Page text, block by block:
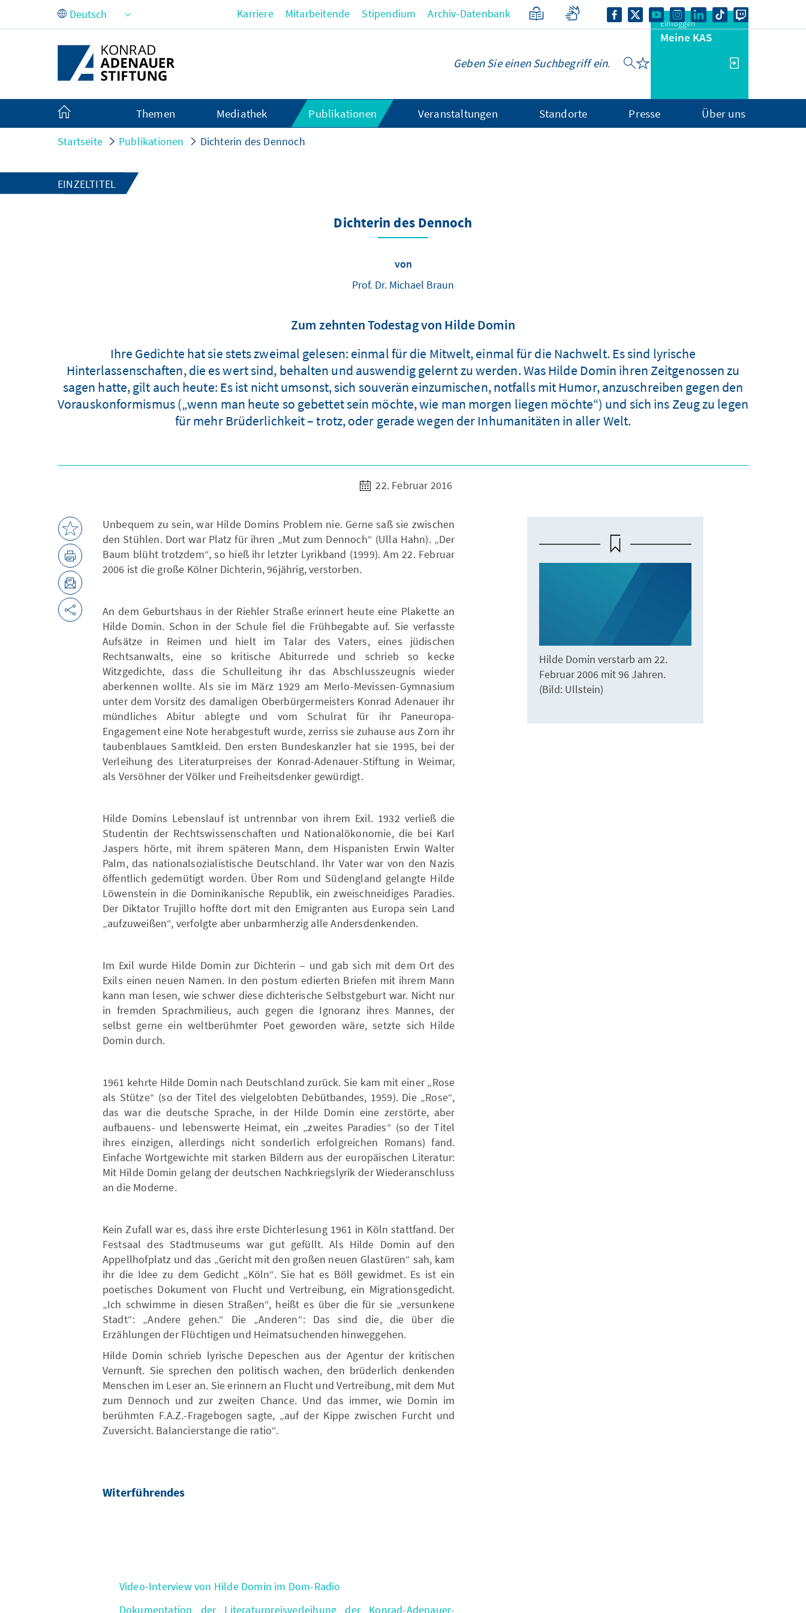
Zum Hauptinhalt springen Karriere Mitarbeitende Stipendium Archiv-Datenbank
Einloggen
Meine KAS
Themen Mediathek Publikationen Veranstaltungen Standorte Presse Über uns
Startseite Publikationen Dichterin des Dennoch
EINZELTITEL
Dichterin des Dennoch
von
Prof. Dr. Michael Braun
Zum zehnten Todestag von Hilde Domin
Ihre Gedichte hat sie stets zweimal gelesen: einmal für die Mitwelt, einmal für die Nachwelt. Es sind lyrische
Hinterlassenschaften, die es wert sind, behalten und auswendig gelernt zu werden. Was Hilde Domin ihren Zeitgenossen zu
sagen hatte, gilt auch heute: Es ist nicht umsonst, sich souverän einzumischen, notfalls mit Humor, anzuschreiben gegen den
Vorauskonformismus („wenn man heute so gebettet sein möchte, wie man morgen liegen möchte“) und sich ins Zeug zu legen
für mehr Brüderlichkeit – trotz, oder gerade wegen der Inhumanitäten in aller Welt.
22. Februar 2016
Unbequem zu sein, war Hilde Domins Problem nie. Gerne saß sie zwischen
den Stühlen. Dort war Platz für ihren „Mut zum Dennoch“ (Ulla Hahn). „Der
Baum blüht trotzdem“, so hieß ihr letzter Lyrikband (1999). Am 22. Februar
2006 ist die große Kölner Dichterin, 96jährig, verstorben.
An dem Geburtshaus in der Riehler Straße erinnert heute eine Plakette an
Hilde Domin. Schon in der Schule fiel die Frühbegabte auf. Sie verfasste
Aufsätze in Reimen und hielt im Talar des Vaters, eines jüdischen
Rechtsanwalts, eine so kritische Abiturrede und schrieb so kecke
Witzgedichte, dass die Schulleitung ihr das Abschlusszeugnis wieder
aberkennen wollte. Als sie im März 1929 am Merlo-Mevissen-Gymnasium
unter dem Vorsitz des damaligen Oberbürgermeisters Konrad Adenauer ihr
mündliches Abitur ablegte und vom Schulrat für ihr Paneuropa-
Engagement eine Note herabgestuft wurde, zerriss sie zuhause aus Zorn ihr
taubenblaues Samtkleid. Den ersten Bundeskanzler hat sie 1995, bei der
Verleihung des Literaturpreises der Konrad-Adenauer-Stiftung in Weimar,
als Versöhner der Völker und Freiheitsdenker gewürdigt.
Hilde Domins Lebenslauf ist untrennbar von ihrem Exil. 1932 verließ die
Studentin der Rechtswissenschaften und Nationalökonomie, die bei Karl
Jaspers hörte, mit ihrem späteren Mann, dem Hispanisten Erwin Walter
Palm, das nationalsozialistische Deutschland. Ihr Vater war von den Nazis
öffentlich gedemütigt worden. Über Rom und Südengland gelangte Hilde
Löwenstein in die Dominikanische Republik, ein zweischneidiges Paradies.
Der Diktator Trujillo hoffte dort mit den Emigranten aus Europa sein Land
„aufzuweißen“, verfolgte aber unbarmherzig alle Andersdenkenden.
Im Exil wurde Hilde Domin zur Dichterin – und gab sich mit dem Ort des
Exils einen neuen Namen. In den postum edierten Briefen mit ihrem Mann
kann man lesen, wie schwer diese dichterische Selbstgeburt war. Nicht nur
in fremden Sprachmilieus, auch gegen die Ignoranz ihres Mannes, der
selbst gerne ein weltberühmter Poet geworden wäre, setzte sich Hilde
Domin durch.
1961 kehrte Hilde Domin nach Deutschland zurück. Sie kam mit einer „Rose
als Stütze“ (so der Titel des vielgelobten Debütbandes, 1959). Die „Rose“,
das war die deutsche Sprache, in der Hilde Domin eine zerstörte, aber
aufbauens- und lebenswerte Heimat, ein „zweites Paradies“ (so der Titel
ihres einzigen, allerdings nicht sonderlich erfolgreichen Romans) fand.
Einfache Wortgewichte mit starken Bildern aus der europäischen Literatur:
Mit Hilde Domin gelang der deutschen Nachkriegslyrik der Wiederanschluss
an die Moderne.
Kein Zufall war es, dass ihre erste Dichterlesung 1961 in Köln stattfand. Der
Festsaal des Stadtmuseums war gut gefüllt. Als Hilde Domin auf den
Appellhofplatz und das „Gericht mit den großen neuen Glastüren“ sah, kam
ihr die Idee zu dem Gedicht „Köln“. Sie hat es Böll gewidmet. Es ist ein
poetisches Dokument von Flucht und Vertreibung, ein Migrationsgedicht.
„Ich schwimme in diesen Straßen“, heißt es über die für sie „versunkene
Stadt“: „Andere gehen.“ Die „Anderen“: Das sind die, die über die
Erzählungen der Flüchtigen und Heimatsuchenden hinweggehen.
Hilde Domin schrieb lyrische Depeschen aus der Agentur der kritischen
Vernunft. Sie sprechen den politisch wachen, den brüderlich denkenden
Menschen im Leser an. Sie erinnern an Flucht und Vertreibung, mit dem Mut
zum Dennoch und zur zweiten Chance. Und das immer, wie Domin im
berühmten F.A.Z.-Fragebogen sagte, „auf der Kippe zwischen Furcht und
Zuversicht. Balancierstange die ratio“.
Witerführendes
Video-Interview von Hilde Domin im Dom-Radio
Dokumentation der Literaturpreisverleihung der Konrad-Adenauer-
Hilde Domin verstarb am 22.
Februar 2006 mit 96 Jahren.
(Bild: Ullstein)